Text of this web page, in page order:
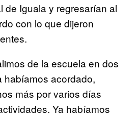
de Iguala y regresarían al
con lo que dijeron
de la escuela en dos
habíamos acordado,
más por varios días
Ya habíamos